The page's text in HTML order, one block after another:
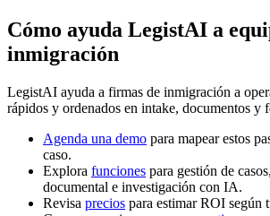
Cómo ayuda LegistAI a
inmigración
LegistAI ayuda a firmas de inmigración a
rápidos y ordenados en intake, documentos y
Agenda una demo para mapear estos
caso.
Explora funciones para gestión de
documental e investigación con IA.
Revisa precios para estimar ROI según